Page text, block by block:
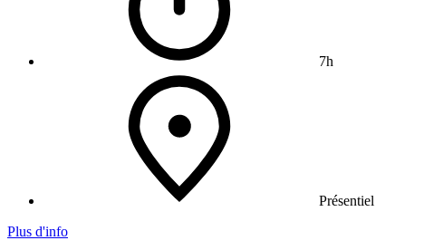
7h
Présentiel
Plus d'info